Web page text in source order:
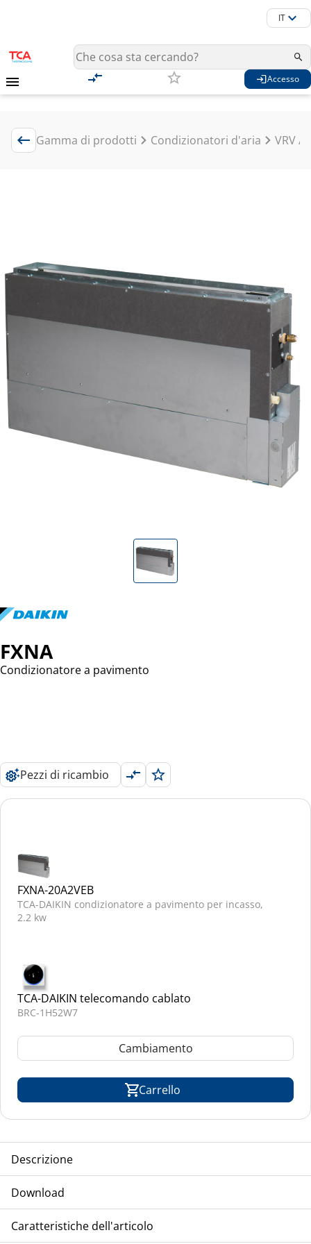
IT
Accesso
Gamma di prodotti Condizionatori d'aria VRV /
FXNA
Condizionatore a pavimento
Pezzi di ricambio
FXNA-20A2VEB
TCA-DAIKIN condizionatore a pavimento per incasso,
2.2 kw
TCA-DAIKIN telecomando cablato
BRC-1H52W7
Cambiamento
Carrello
Descrizione
modello VRV-inverter, refrigerante R-32
Download
Manuale d'installazione e d'uso FXNA-A
Operazioni
Caratteristiche dell'articolo